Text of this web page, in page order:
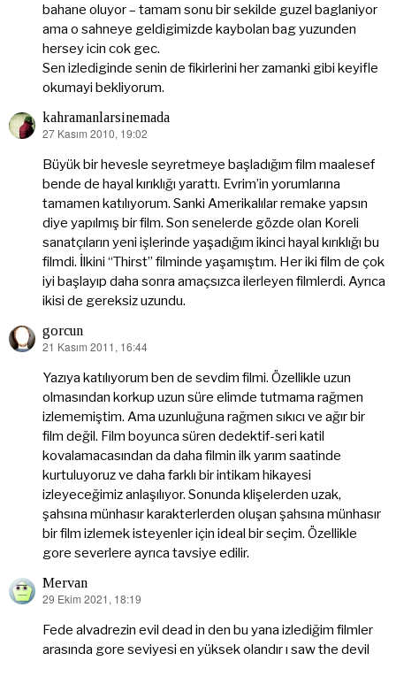
bahane oluyor – tamam sonu bir sekilde guzel baglaniyor
ama o sahneye geldigimizde kaybolan bag yuzunden
hersey icin cok gec.
Sen izlediginde senin de fikirlerini her zamanki gibi keyifle
okumayi bekliyorum.
kahramanlarsinemada
dedi
27 Kasım 2010, 19:02
Büyük bir hevesle seyretmeye başladığım film maalesef
bende de hayal kırıklığı yarattı. Evrim’in yorumlarına
tamamen katılıyorum. Sanki Amerikalılar remake yapsın
diye yapılmış bir film. Son senelerde gözde olan Koreli
sanatçıların yeni işlerinde yaşadığım ikinci hayal kırıklığı bu
filmdi. İlkini “Thirst” filminde yaşamıştım. Her iki film de çok
iyi başlayıp daha sonra amaçsızca ilerleyen filmlerdi. Ayrıca
ikisi de gereksiz uzundu.
gorcun
dedi
21 Kasım 2011, 16:44
Yazıya katılıyorum ben de sevdim filmi. Özellikle uzun
olmasından korkup uzun süre elimde tutmama rağmen
izlememiştim. Ama uzunluğuna rağmen sıkıcı ve ağır bir
film değil. Film boyunca süren dedektif-seri katil
kovalamacasından da daha filmin ilk yarım saatinde
kurtuluyoruz ve daha farklı bir intikam hikayesi
izleyeceğimiz anlaşılıyor. Sonunda klişelerden uzak,
şahsına münhasır karakterlerden oluşan şahsına münhasır
bir film izlemek isteyenler için ideal bir seçim. Özellikle
gore severlere ayrıca tavsiye edilir.
Mervan
dedi
29 Ekim 2021, 18:19
Fede alvadrezin evil dead in den bu yana izlediğim filmler
arasında gore seviyesi en yüksek olandır ı saw the devil